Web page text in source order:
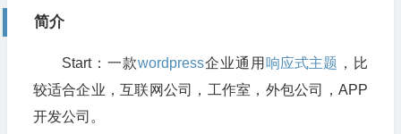
简介
Start：一款wordpress企业通用 响应式主题 ，比
较适合企业，互联网公司，工作室，外包公司，APP
开发公司。